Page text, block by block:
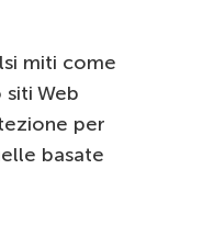
miti come
Web
per
basate